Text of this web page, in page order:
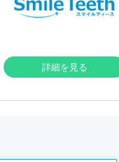
詳細を見る